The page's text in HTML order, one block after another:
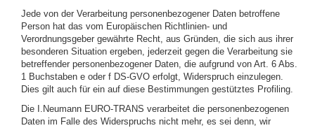
Jede von der Verarbeitung personenbezogener Daten betroffene
Person hat das vom Europäischen Richtlinien- und
Verordnungsgeber gewährte Recht, aus Gründen, die sich aus ihrer
besonderen Situation ergeben, jederzeit gegen die Verarbeitung sie
betreffender personenbezogener Daten, die aufgrund von Art. 6 Abs.
1 Buchstaben e oder f DS-GVO erfolgt, Widerspruch einzulegen.
Dies gilt auch für ein auf diese Bestimmungen gestütztes Profiling.
Die I.Neumann EURO-TRANS verarbeitet die personenbezogenen
Daten im Falle des Widerspruchs nicht mehr, es sei denn, wir